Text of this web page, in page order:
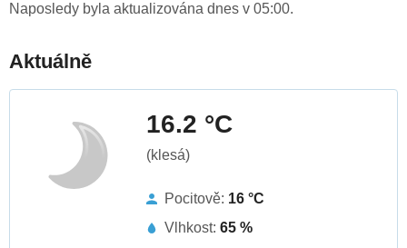
Naposledy byla aktualizována dnes v 05:00.
Aktuálně
16.2 °C
(klesá)
Pocitově: 16 °C
Vlhkost: 65 %